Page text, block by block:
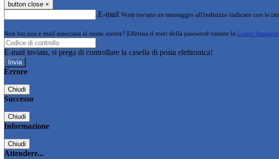
button close ×
E-mail Verrà inviato un messaggio all'indirizzo indicato con le
Non hai una e-mail associata al nome utente? Effettua il reset della password tramite la Login
E-mail inviata, si prega di controllare la casella di posta elettronica!
Errore
Chiudi
Successo
Chiudi
Informazione
Chiudi
Attendere...